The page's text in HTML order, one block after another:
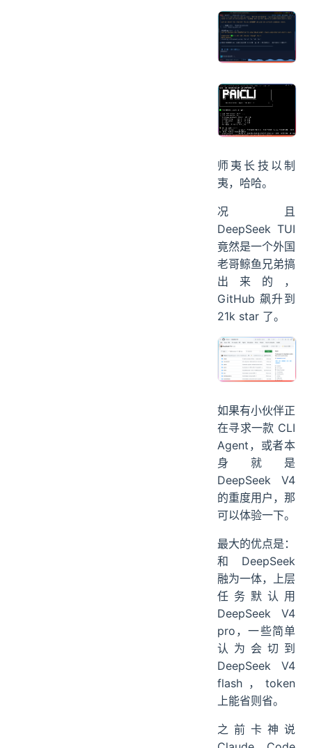
师夷长技以制
夷，哈哈。
况且
DeepSeek TUI
竟然是一个外国
老哥鲸鱼兄弟搞
出来的，
GitHub 飙升到
21k star 了。
如果有小伙伴正
在寻求一款 CLI
Agent，或者本
身就是
DeepSeek V4
的重度用户，那
可以体验一下。
最大的优点是：
和 DeepSeek
融为一体，上层
任务默认用
DeepSeek V4
pro，一些简单
认为会切到
DeepSeek V4
flash，token
上能省则省。
之前卡神说